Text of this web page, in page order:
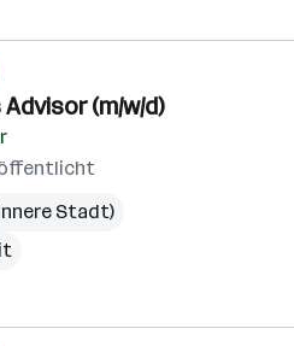
(m/w/d)
Stadt)